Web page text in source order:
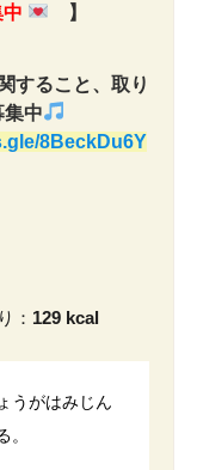
】
すること、取り
集中
8BeckDu6Y
： 129 kcal
うがはみじん
。